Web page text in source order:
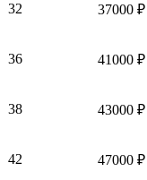
32 37000 ₽
36 41000 ₽
38 43000 ₽
42 47000 ₽